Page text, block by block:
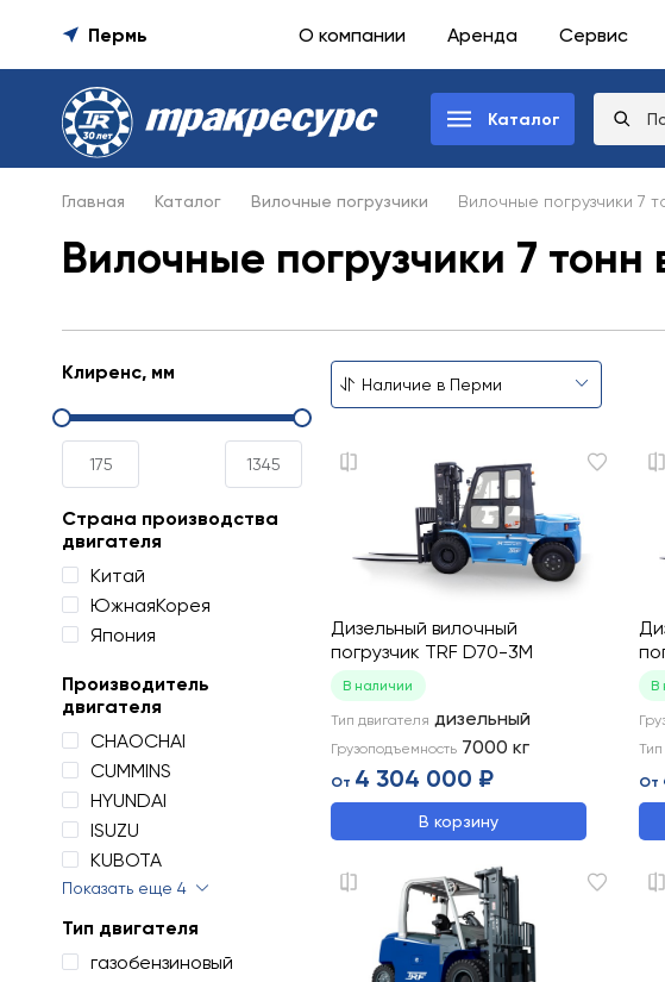
Пермь О компании Аренда Сервис
Каталог
Главная Каталог Вилочные погрузчики Вилочные погрузчики 7
Вилочные погрузчики 7 тонн
Клиренс, мм
Страна производства
двигателя
Китай
ЮжнаяКорея
Япония
Производитель
двигателя
CHAOCHAI
CUMMINS
HYUNDAI
ISUZU
KUBOTA
Показать еще 4
Тип двигателя
газобензиновый
Дизельный вилочный
погрузчик TRF D70-3M
В наличии
Тип двигателя дизельный
Грузоподъемность 7000 кг
От 4 304 000 ₽
В корзину
В
Тип
От